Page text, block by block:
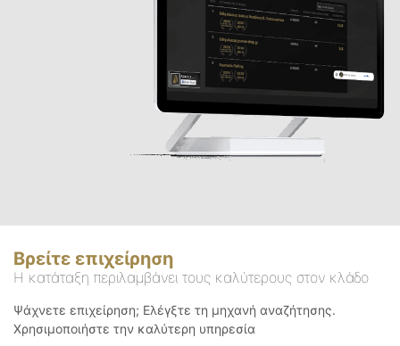
Βρείτε επιχείρηση
Η κατάταξη περιλαμβάνει τους καλύτερους στον κλάδο
Ψάχνετε επιχείρηση; Ελέγξτε τη μηχανή αναζήτησης.
Χρησιμοποιήστε την καλύτερη υπηρεσία